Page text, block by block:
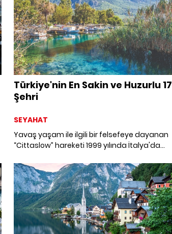
Türkiye'nin En Sakin ve Huzurlu 17
Şehri
SEYAHAT
Yavaş yaşam ile ilgili bir felsefeye dayanan
“Cittaslow” hareketi 1999 yılında İtalya'da
hareketin özünde; kendi kendine yeten,
tüketim ve yaşam hızını koruyabilen bir
denge yatıyor. Ülkemizden özgünlüğünü
kaybetmemiş, çok değerli sakin şehirlerle
baş başa bırakıyoruz sizi.